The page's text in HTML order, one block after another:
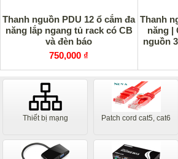
Thanh nguồn PDU 12 ổ cắm đa
năng lắp ngang tủ rack có CB
và đèn báo
750,000 ₫
Thanh
năng |
nguồn
Thiết bị mạng Patch cord cat5, cat6